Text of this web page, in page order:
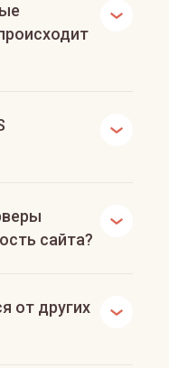
сайта?
от других